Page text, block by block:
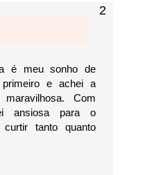
é meu sonho de
e achei a
Com
ansiosa para o
tanto quanto